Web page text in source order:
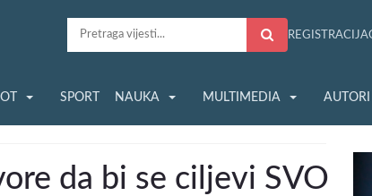
REGISTRACIJA
SPORT NAUKA MULTIMEDIA AUTORI
da bi se ciljevi SVO